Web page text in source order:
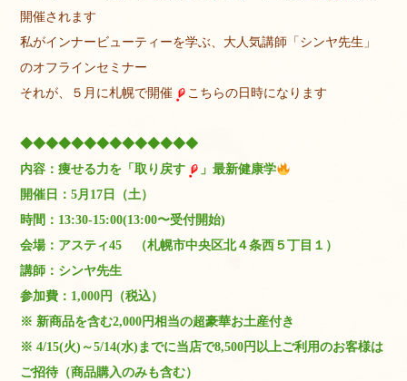
開催されます
私がインナービューティーを学ぶ、大人気講師「シンヤ先生」
のオフラインセミナー
それが、５月に札幌で開催
こちらの日時になります
◆◆◆◆◆◆◆◆◆◆◆◆◆◆
内容：痩せる力を「取り戻す
」最新健康学
開催日：5月17日（土）
時間：13:30-15:00(13:00〜受付開始)
会場：アスティ45 （札幌市中央区北４条西５丁目１）
講師：シンヤ先生
参加費：1,000円（税込）
※ 新商品を含む2,000円相当の超豪華お土産付き
※ 4/15(火)～5/14(水)までに当店で8,500円以上ご利用のお客様は
ご招待（商品購入のみも含む）